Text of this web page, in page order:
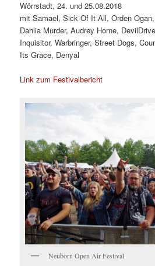
Wörrstadt, 24. und 25.08.2018
mit Samael, Sick Of It All, Orden
Dahlia Murder, Audrey Horne,
Inquisitor, Warbringer, Street Dogs,
Its Grace, Denyal
Link zum Festivalbericht
Neuborn Open Air Festival